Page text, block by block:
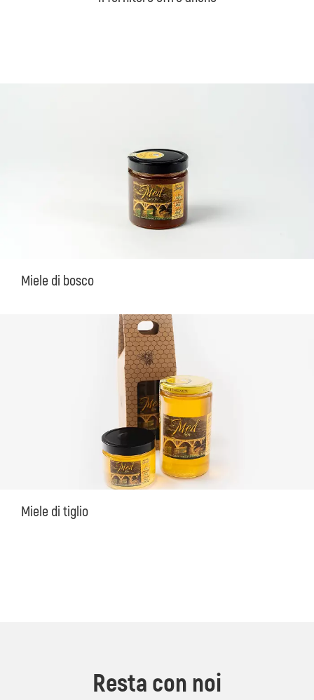
Miele di bosco
Miele di tiglio
Resta con noi